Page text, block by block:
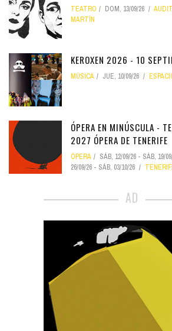
TEATRO DOM, 13/09/26
MARTÍN
KEROXEN 2026 - 10
MÚSICA JUE, 10/09/26
ÓPERA EN MINÚSCULA -
2027 ÓPERA DE TENERIFE
ÓPERA SÁB, 12/09/26 - SÁB, 19/
26/09/26 - SÁB, 03/10/26
AD